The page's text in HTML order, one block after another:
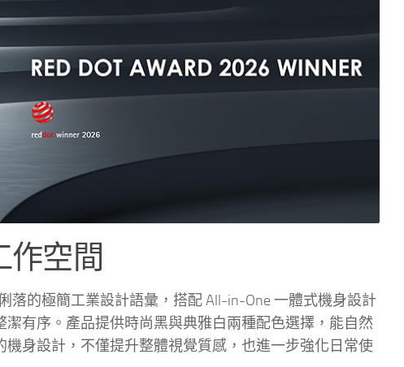
作空間
落的極簡工業設計語彙，搭配 All-in-One 一體式機身設計
有序。產品提供時尚黑與典雅白兩種配色選擇，能自然
身設計，不僅提升整體視覺質感，也進一步強化日常使